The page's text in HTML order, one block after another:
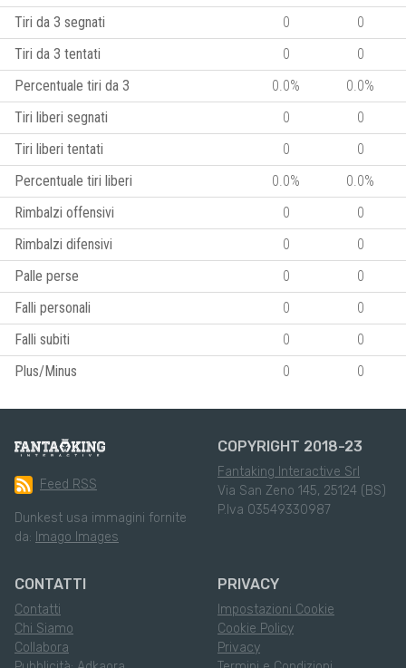
Tiri da 3 segnati
0
0
Tiri da 3 tentati
0
0
Percentuale tiri da 3
0.0%
0.0%
Tiri liberi segnati
0
0
Tiri liberi tentati
0
0
Percentuale tiri liberi
0.0%
0.0%
Rimbalzi offensivi
0
0
Rimbalzi difensivi
0
0
Palle perse
0
0
Falli personali
0
0
Falli subiti
0
0
Plus/Minus
0 0
Feed RSS
Dunkest usa immagini fornite
da: Imago Images
COPYRIGHT 2018-23
Fantaking Interactive Srl
Via San Zeno 145, 25124 (BS)
P.Iva 03549330987
CONTATTI
Contatti
Chi Siamo
Collabora
PRIVACY
Impostazioni Cookie
Cookie Policy
Privacy